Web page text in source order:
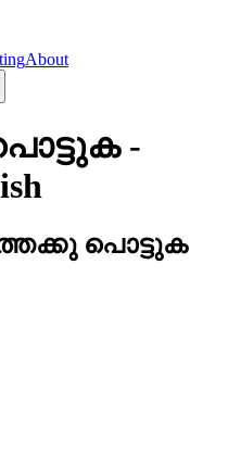
About
-
പൊട്ടുക